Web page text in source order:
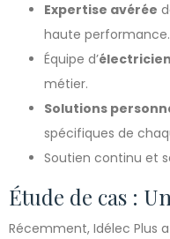
Expertise avérée
haute performance.
Équipe d’
métier.
Solutions
spécifiques de
Soutien continu et
Étude de cas :
Récemment, Idélec Plus